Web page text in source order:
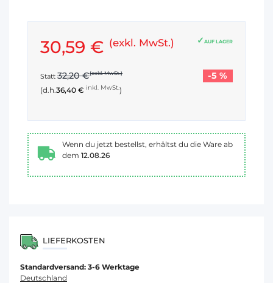
AUF LAGER
30,59 € (exkl. MwSt.)
Statt 32,20 €(exkl. MwSt.) -5 %
(d.h.36,40 € inkl. MwSt.)
Wenn du jetzt bestellst, erhältst du die Ware ab
dem 12.08.26
LIEFERKOSTEN
Standardversand: 3-6 Werktage
Deutschland